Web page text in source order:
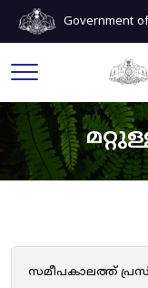
Government
സമീപകാലത്ത്